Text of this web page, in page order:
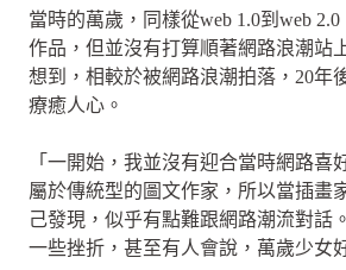
當時的萬歲，同樣從web 1.0到web
作品，但並沒有打算順著網路浪潮站
想到，相較於被網路浪潮拍落，20年
療癒人心。
「一開始，我並沒有迎合當時網路喜
屬於傳統型的圖文作家，所以當插畫
己發現，似乎有點難跟網路潮流對話
一些挫折，甚至有人會說，萬歲少女